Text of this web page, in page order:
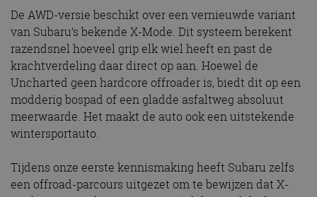
De AWD-versie beschikt over een vernieuwde variant
van Subaru’s bekende X-Mode. Dit systeem berekent
razendsnel hoeveel grip elk wiel heeft en past de
krachtverdeling daar direct op aan. Hoewel de
Uncharted geen hardcore offroader is, biedt dit op een
modderig bospad of een gladde asfaltweg absoluut
meerwaarde. Het maakt de auto ook een uitstekende
wintersportauto.
Tijdens onze eerste kennismaking heeft Subaru zelfs
een offroad-parcours uitgezet om te bewijzen dat X-